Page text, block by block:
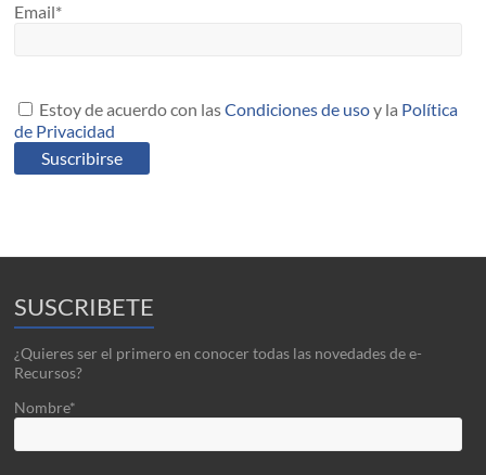
Email*
Estoy de acuerdo con lasCondiciones de usoy la Política
de Privacidad
SUSCRIBETE
¿Quieres ser el primero en conocer todas las novedades de e-
Recursos?
Nombre*